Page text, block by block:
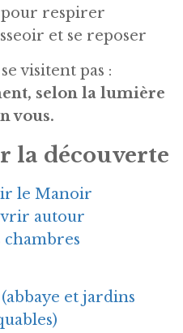
respirer
et se reposer
visitent pas :
selon la lumière
vous.
la découverte
le Manoir
autour
chambres
et jardins